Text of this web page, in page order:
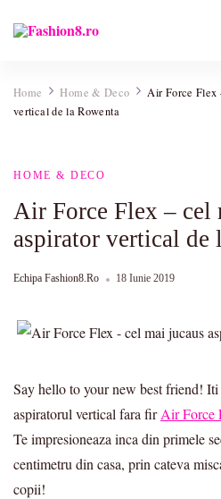
poze cu modele de manichiuri!❤️
Home Home & Deco
Air Force Flex
vertical de la Rowenta
HOME & DECO
Air Force Flex – cel
aspirator vertical de
Echipa Fashion8.ro 18 Iunie 2019
Say hello to your new best friend!
aspiratorul vertical fara firAir Force
Te impresioneaza inca din primele
centimetru din casa, prin cateva
copii!